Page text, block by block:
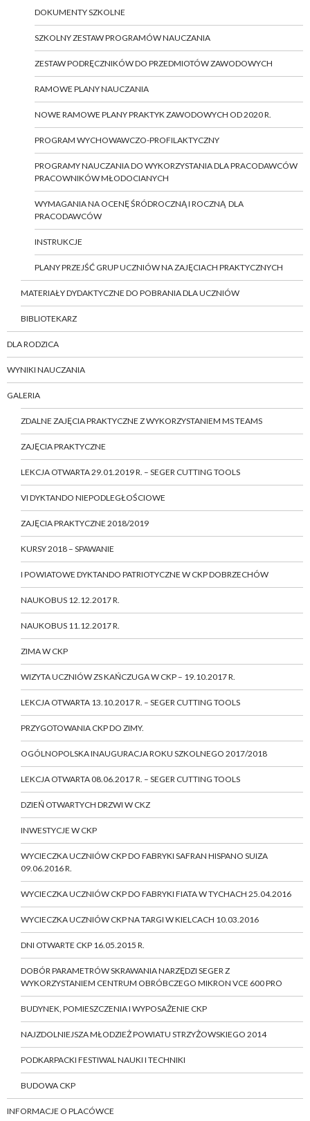
DOKUMENTY SZKOLNE
SZKOLNY ZESTAW PROGRAMÓW NAUCZANIA
ZESTAW PODRĘCZNIKÓW DO PRZEDMIOTÓW ZAWODOWYCH
RAMOWE PLANY NAUCZANIA
NOWE RAMOWE PLANY PRAKTYK ZAWODOWYCH OD 2020 R.
PROGRAM WYCHOWAWCZO-PROFILAKTYCZNY
PROGRAMY NAUCZANIA DO WYKORZYSTANIA DLA PRACODAWCÓW
PRACOWNIKÓW MŁODOCIANYCH
WYMAGANIA NA OCENĘ ŚRÓDROCZNĄ I ROCZNĄ DLA
PRACODAWCÓW
INSTRUKCJE
PLANY PRZEJŚĆ GRUP UCZNIÓW NA ZAJĘCIACH PRAKTYCZNYCH
MATERIAŁY DYDAKTYCZNE DO POBRANIA DLA UCZNIÓW
BIBLIOTEKARZ
DLA RODZICA
WYNIKI NAUCZANIA
GALERIA
ZDALNE ZAJĘCIA PRAKTYCZNE Z WYKORZYSTANIEM MS TEAMS
ZAJĘCIA PRAKTYCZNE
LEKCJA OTWARTA 29.01.2019 R. – SEGER CUTTING TOOLS
VI DYKTANDO NIEPODLEGŁOŚCIOWE
ZAJĘCIA PRAKTYCZNE 2018/2019
KURSY 2018 – SPAWANIE
I POWIATOWE DYKTANDO PATRIOTYCZNE W CKP DOBRZECHÓW
NAUKOBUS 12.12.2017 R.
NAUKOBUS 11.12.2017 R.
ZIMA W CKP
WIZYTA UCZNIÓW ZS KAŃCZUGA W CKP – 19.10.2017 R.
LEKCJA OTWARTA 13.10.2017 R. – SEGER CUTTING TOOLS
PRZYGOTOWANIA CKP DO ZIMY.
OGÓLNOPOLSKA INAUGURACJA ROKU SZKOLNEGO 2017/2018
LEKCJA OTWARTA 08.06.2017 R. – SEGER CUTTING TOOLS
DZIEŃ OTWARTYCH DRZWI W CKZ
INWESTYCJE W CKP
WYCIECZKA UCZNIÓW CKP DO FABRYKI SAFRAN HISPANO SUIZA
09.06.2016 R.
WYCIECZKA UCZNIÓW CKP DO FABRYKI FIATA W TYCHACH 25.04.2016
WYCIECZKA UCZNIÓW CKP NA TARGI W KIELCACH 10.03.2016
DNI OTWARTE CKP 16.05.2015 R.
DOBÓR PARAMETRÓW SKRAWANIA NARZĘDZI SEGER Z
WYKORZYSTANIEM CENTRUM OBRÓBCZEGO MIKRON VCE 600 PRO
BUDYNEK, POMIESZCZENIA I WYPOSAŻENIE CKP
NAJZDOLNIEJSZA MŁODZIEŻ POWIATU STRZYŻOWSKIEGO 2014
PODKARPACKI FESTIWAL NAUKI I TECHNIKI
BUDOWA CKP
INFORMACJE O PLACÓWCE